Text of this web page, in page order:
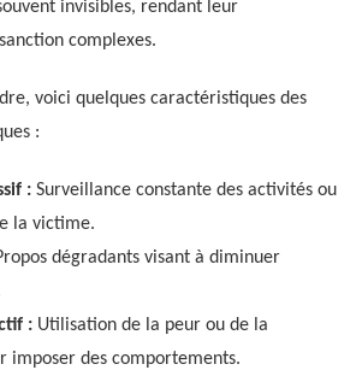
invisibles, rendant leur
complexes.
voici quelques caractéristiques des
:
:Surveillance constante des activités ou
la victime.
dégradants visant à diminuer
:Utilisation de la peur ou de la
imposer des comportements.